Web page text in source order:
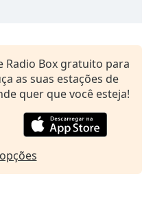
Radio Box gratuito para
as suas estações de
quer que você esteja!